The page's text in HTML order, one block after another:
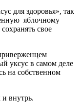
для здоровья», так
яблочному
свое
уксус в самом деле
на собственном
внутрь.